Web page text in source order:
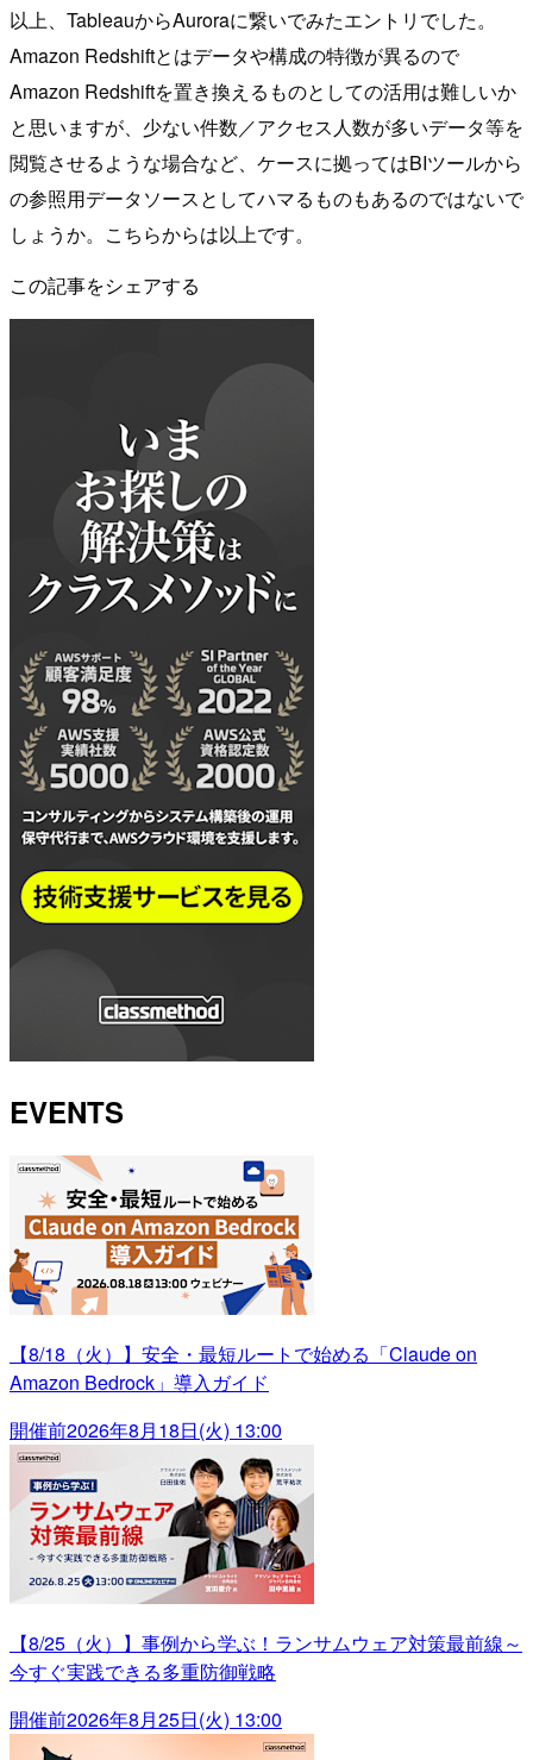
以上、TableauからAuroraに繋いでみたエントリでした。
Amazon Redshiftとはデータや構成の特徴が異るので
Amazon Redshiftを置き換えるものとしての活用は難しいか
と思いますが、少ない件数／アクセス人数が多いデータ等を
閲覧させるような場合など、ケースに拠ってはBIツールから
の参照用データソースとしてハマるものもあるのではないで
しょうか。こちらからは以上です。
この記事をシェアする
EVENTS
【8/18（火）】安全・最短ルートで始める「Claude on
Amazon Bedrock」導入ガイド
開催前2026年8月18日(火) 13:00
【8/25（火）】事例から学ぶ！ランサムウェア対策最前線～
今すぐ実践できる多重防御戦略
開催前2026年8月25日(火) 13:00